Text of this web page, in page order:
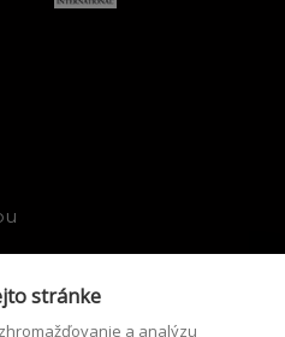
stránke
a analýzu